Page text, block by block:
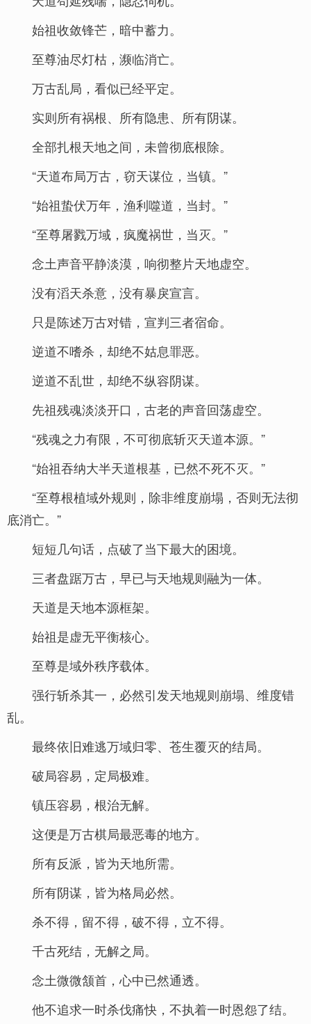
始祖收敛锋芒，暗中蓄力。
至尊油尽灯枯，濒临消亡。
万古乱局，看似已经平定。
实则所有祸根、所有隐患、所有阴谋。
全部扎根天地之间，未曾彻底根除。
“天道布局万古，窃天谋位，当镇。”
“始祖蛰伏万年，渔利噬道，当封。”
“至尊屠戮万域，疯魔祸世，当灭。”
念土声音平静淡漠，响彻整片天地虚空。
没有滔天杀意，没有暴戾宣言。
只是陈述万古对错，宣判三者宿命。
逆道不嗜杀，却绝不姑息罪恶。
逆道不乱世，却绝不纵容阴谋。
先祖残魂淡淡开口，古老的声音回荡虚空。
“残魂之力有限，不可彻底斩灭天道本源。”
“始祖吞纳大半天道根基，已然不死不灭。”
“至尊根植域外规则，除非维度崩塌，否则无法彻
底消亡。”
短短几句话，点破了当下最大的困境。
三者盘踞万古，早已与天地规则融为一体。
天道是天地本源框架。
始祖是虚无平衡核心。
至尊是域外秩序载体。
强行斩杀其一，必然引发天地规则崩塌、维度错
乱。
最终依旧难逃万域归零、苍生覆灭的结局。
破局容易，定局极难。
镇压容易，根治无解。
这便是万古棋局最恶毒的地方。
所有反派，皆为天地所需。
所有阴谋，皆为格局必然。
杀不得，留不得，破不得，立不得。
千古死结，无解之局。
念土微微颔首，心中已然通透。
他不追求一时杀伐痛快，不执着一时恩怨了结。